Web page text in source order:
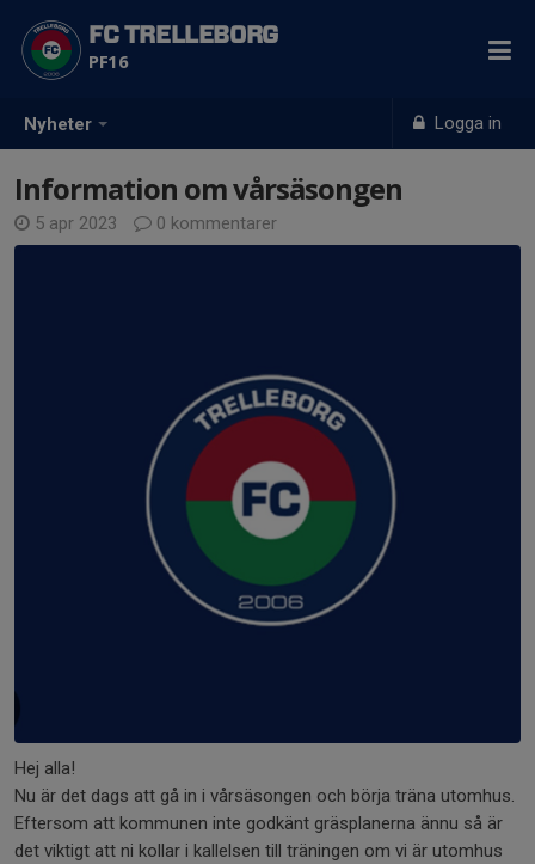
Nyheter Logga in
FC TRELLEBORG
PF16
Information om vårsäsongen
5 apr 2023 0 kommentarer
Hej alla!
Nu är det dags att gå in i vårsäsongen och börja träna utomhus.
Eftersom att kommunen inte godkänt gräsplanerna ännu så är
det viktigt att ni kollar i kallelsen till träningen om vi är utomhus